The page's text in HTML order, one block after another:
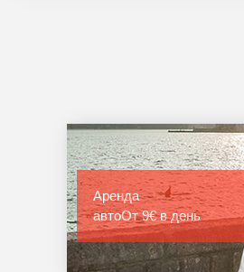
Аренда
автоОт 9€ в день